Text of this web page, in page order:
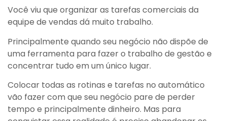
Você viu que organizar as tarefas comerciais da
equipe de vendas dá muito trabalho.
Principalmente quando seu negócio não dispõe de
uma ferramenta para fazer o trabalho de gestão e
concentrar tudo em um único lugar.
Colocar todas as rotinas e tarefas no automático
vão fazer com que seu negócio pare de perder
tempo e principalmente dinheiro. Mas para